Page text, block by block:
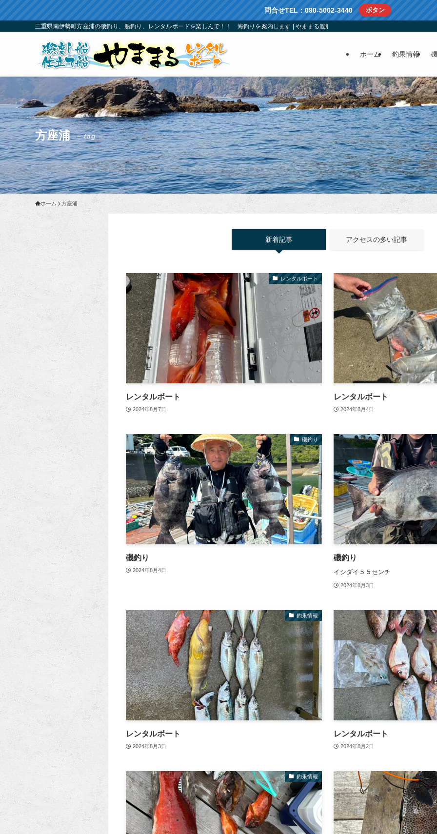
問合せTEL：090-5002-3440 ボタン
三重県南伊勢町方座浦の磯釣り、船釣り、レンタルボードを楽しんで！！ 海釣りを案内します | やままる渡船：南伊勢町方座浦の仕立船、渡船、レ
ホーム 釣果情報
方座浦 – tag –
ホーム 方座浦
新着記事 アクセスの多い記事
レンタルボート
レンタルボート
2024年8月7日
レンタルボート
2024年8月4日
磯釣り
磯釣り
2024年8月4日
磯釣り
イシダイ５５センチ
2024年8月3日
釣果情報
レンタルボート
2024年8月3日
レンタルボート
2024年8月2日
釣果情報